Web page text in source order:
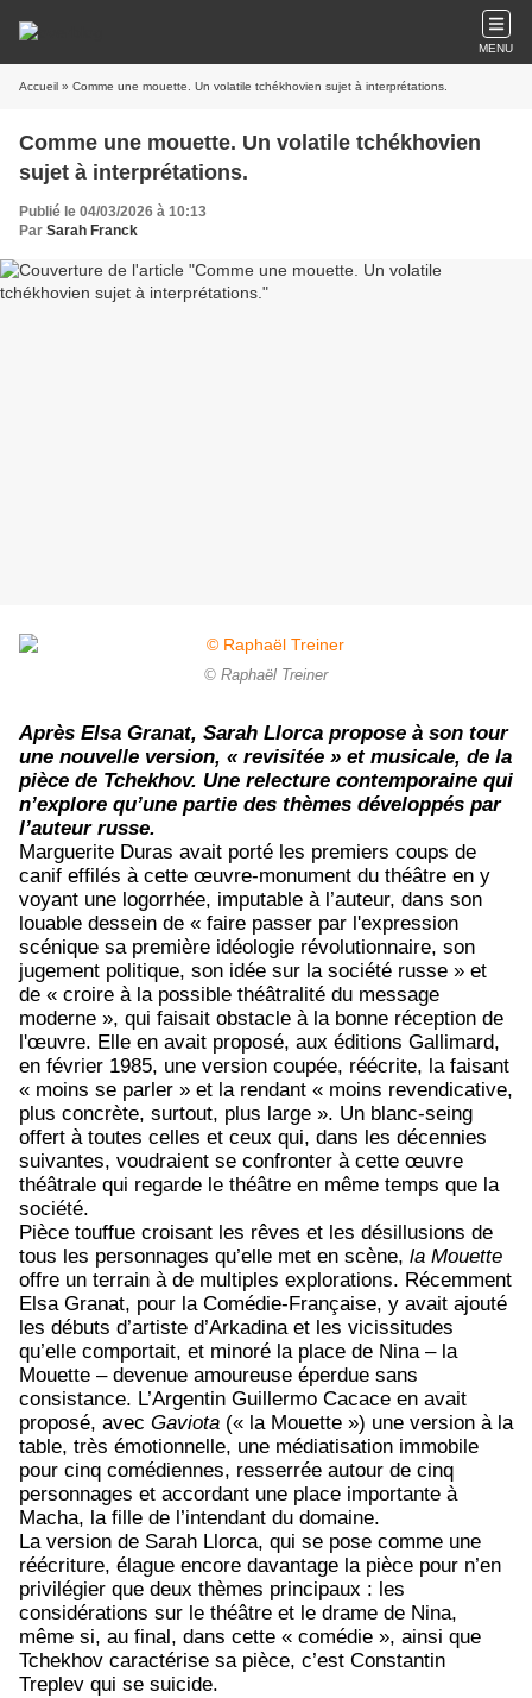
MENU
Accueil » Comme une mouette. Un volatile tchékhovien sujet à interprétations.
Comme une mouette. Un volatile tchékhovien
sujet à interprétations.
Publié le 04/03/2026 à 10:13
Par Sarah Franck
© Raphaël Treiner
Après Elsa Granat, Sarah Llorca propose à son tour
une nouvelle version, « revisitée » et musicale, de la
pièce de Tchekhov. Une relecture contemporaine qui
n’explore qu’une partie des thèmes développés par
l’auteur russe.
Marguerite Duras avait porté les premiers coups de
canif effilés à cette œuvre-monument du théâtre en y
voyant une logorrhée, imputable à l’auteur, dans son
louable dessein de « faire passer par l'expression
scénique sa première idéologie révolutionnaire, son
jugement politique, son idée sur la société russe » et
de « croire à la possible théâtralité du message
moderne », qui faisait obstacle à la bonne réception de
l'œuvre. Elle en avait proposé, aux éditions Gallimard,
en février 1985, une version coupée, réécrite, la faisant
« moins se parler » et la rendant « moins revendicative,
plus concrète, surtout, plus large ». Un blanc-seing
offert à toutes celles et ceux qui, dans les décennies
suivantes, voudraient se confronter à cette œuvre
théâtrale qui regarde le théâtre en même temps que la
société.
Pièce touffue croisant les rêves et les désillusions de
tous les personnages qu’elle met en scène, la Mouette
offre un terrain à de multiples explorations. Récemment
Elsa Granat, pour la Comédie-Française, y avait ajouté
les débuts d’artiste d’Arkadina et les vicissitudes
qu’elle comportait, et minoré la place de Nina – la
Mouette – devenue amoureuse éperdue sans
consistance. L’Argentin Guillermo Cacace en avait
proposé, avec Gaviota (« la Mouette ») une version à la
table, très émotionnelle, une médiatisation immobile
pour cinq comédiennes, resserrée autour de cinq
personnages et accordant une place importante à
Macha, la fille de l’intendant du domaine.
La version de Sarah Llorca, qui se pose comme une
réécriture, élague encore davantage la pièce pour n’en
privilégier que deux thèmes principaux : les
considérations sur le théâtre et le drame de Nina,
même si, au final, dans cette « comédie », ainsi que
Tchekhov caractérise sa pièce, c’est Constantin
Treplev qui se suicide.